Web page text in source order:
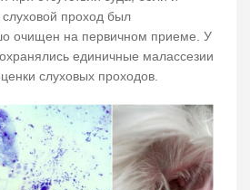
проход был
очищен на первичном приеме. У
единичные малассезии
слуховых проходов.